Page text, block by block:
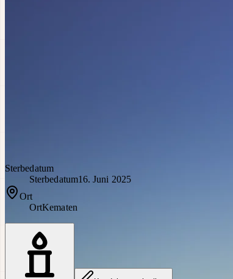
Sterbedatum
Sterbedatum16. Juni 2025
Ort
OrtKematen